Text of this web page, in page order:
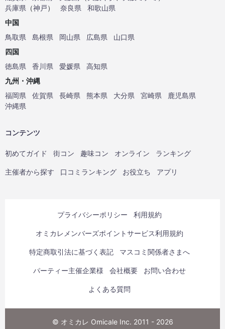
兵庫県 （神戸） 奈良県
和歌山県
中国
鳥取県
島根県 岡山県 広島県
山口県
四国
徳島県
香川県 愛媛県
高知県
九州・沖縄
福岡県
佐賀県 長崎県 熊本県 大分県 宮崎県
鹿児島県
沖縄県
コンテンツ
初めてガイド 街コン 趣味コン オンライン ランキング
主催者から探す 口コミランキング お役立ち アプリ
プライバシーポリシー 利用規約
オミカレメンバーズポイントサービス利用規約
特定商取引法に基づく表記 マスコミ関係者さまへ
パーティー主催企業様 会社概要 お問い合わせ
よくある質問
© オミカレ Omicale Inc. 2011 - 2026